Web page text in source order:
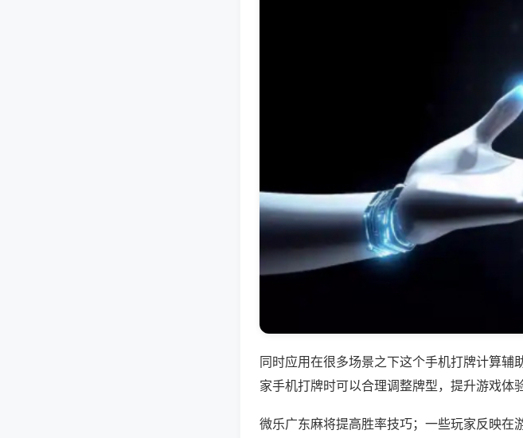
同时应用在很多场景之下这个手机打牌计算
家手机打牌时可以合理调整牌型，提升游戏体
微乐广东麻将提高胜率技巧；一些玩家反映在